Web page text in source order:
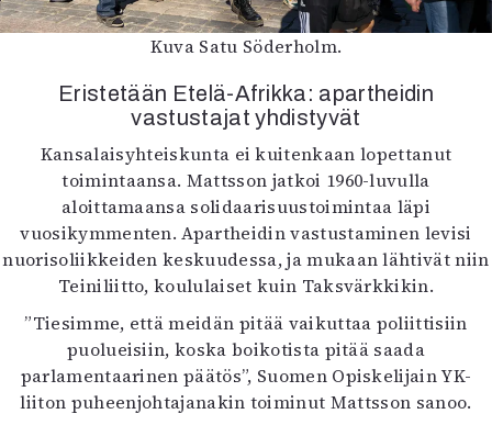
Kuva Satu Söderholm.
Eristetään Etelä-Afrikka: apartheidin
vastustajat yhdistyvät
Kansalaisyhteiskunta ei kuitenkaan lopettanut
toimintaansa. Mattsson jatkoi 1960-luvulla
aloittamaansa solidaarisuustoimintaa läpi
vuosikymmenten. Apartheidin vastustaminen levisi
nuorisoliikkeiden keskuudessa, ja mukaan lähtivät niin
Teiniliitto, koululaiset kuin Taksvärkkikin.
”Tiesimme, että meidän pitää vaikuttaa poliittisiin
puolueisiin, koska boikotista pitää saada
parlamentaarinen päätös”, Suomen Opiskelijain YK-
liiton puheenjohtajanakin toiminut Mattsson sanoo.